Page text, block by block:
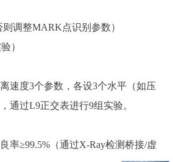
则调整MARK点识别参数）
）
速度3个参数，各设3个水平（如压
通过L9正交表进行9组实验。
率≥99.5%（通过X-Ray检测桥接/虚